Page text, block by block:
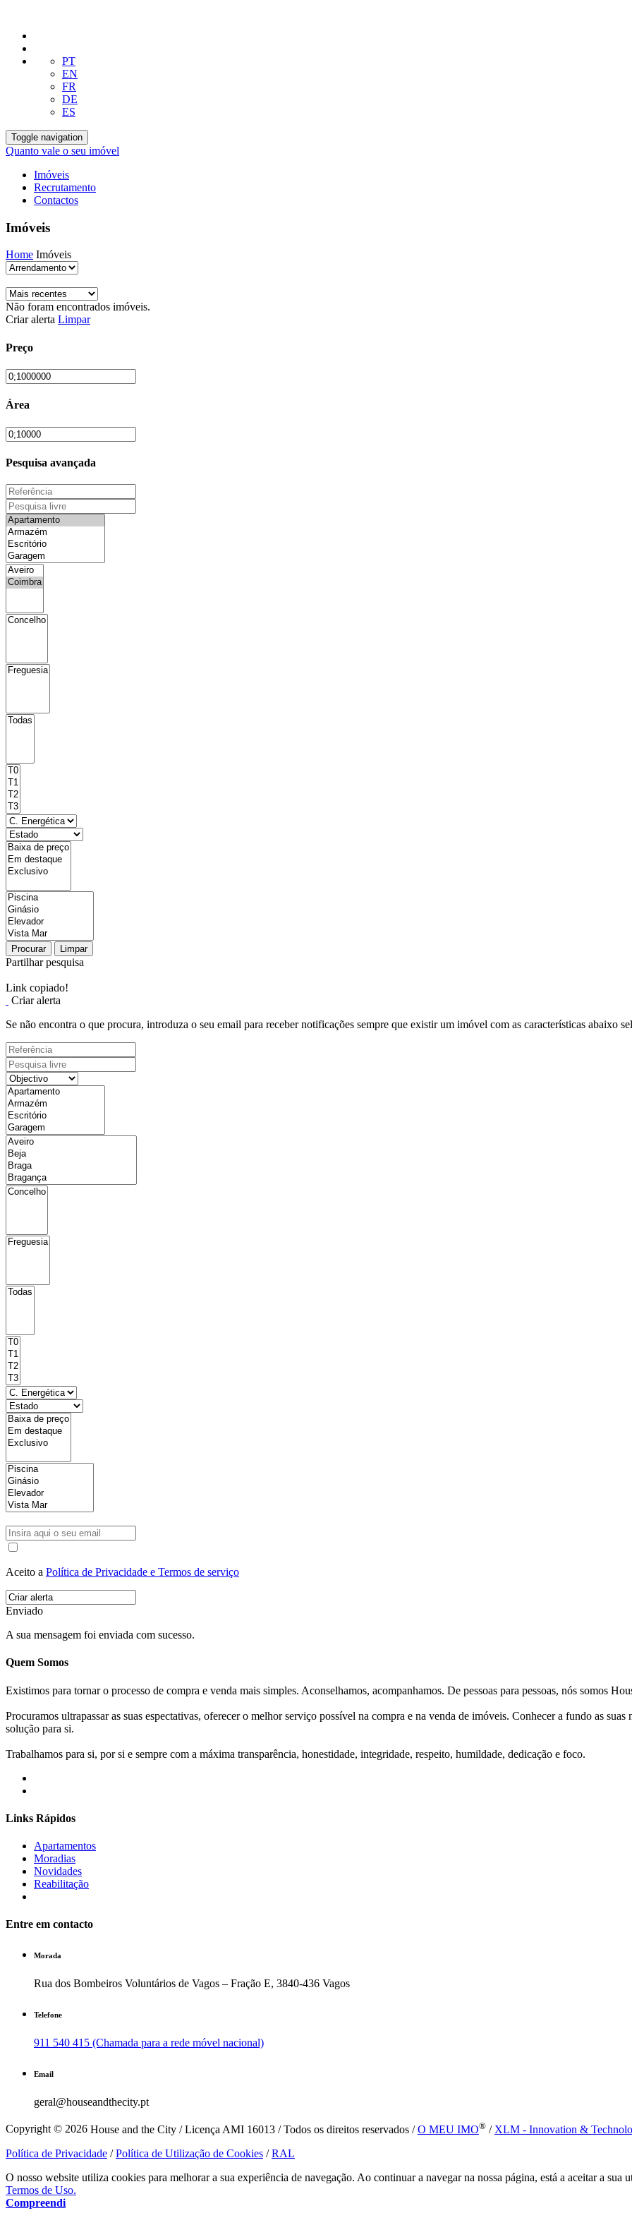
PT
EN
FR
DE
ES
Toggle navigation
Quanto vale o seu imóvel
Imóveis
Recrutamento
Contactos
Imóveis
Home Imóveis
Não foram encontrados imóveis.
Criar alerta Limpar
Preço
Área
Pesquisa avançada
Procurar Limpar
Partilhar pesquisa
Link copiado!
Criar alerta
Se não encontra o que procura, introduza o seu email para receber notificações sempre que existir um imóvel com as características abaixo
Aceito a Política de Privacidade e Termos de serviço
Enviado
A sua mensagem foi enviada com sucesso.
Quem Somos
Existimos para tornar o processo de compra e venda mais simples. Aconselhamos, acompanhamos. De pessoas para pessoas, nós somos
Procuramos ultrapassar as suas espectativas, oferecer o melhor serviço possível na compra e na venda de imóveis. Conhecer a fundo as
solução para si.
Trabalhamos para si, por si e sempre com a máxima transparência, honestidade, integridade, respeito, humildade, dedicação e foco.
Links Rápidos
Apartamentos
Moradias
Novidades
Reabilitação
Entre em contacto
Morada
Rua dos Bombeiros Voluntários de Vagos – Fração E, 3840-436 Vagos
Telefone
911 540 415 (Chamada para a rede móvel nacional)
Email
geral@houseandthecity.pt
Copyright © 2026 House and the City / Licença AMI 16013 / Todos os direitos reservados /O MEU IMO® / XLM - Innovation &
Política de Privacidade /Política de Utilização de Cookies /RAL
O nosso website utiliza cookies para melhorar a sua experiência de navegação. Ao continuar a navegar na nossa página, está a aceitar a sua
Termos de Uso.
Compreendi